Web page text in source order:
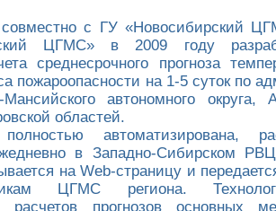
с ГУ «Новосибирский
ЦГМС» в 2009 году
среднесрочного прогноза
пожароопасности на 1-5 суток по
автономного округа,
областей.
автоматизирована,
в Западно-Сибирском
на Web-страницу и
ЦГМС региона.
расчетов прогнозов основных